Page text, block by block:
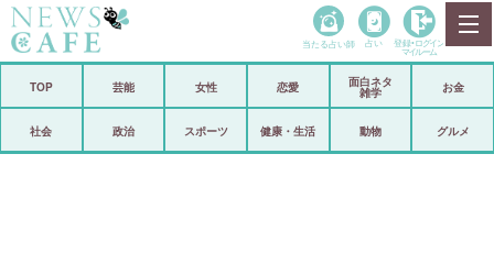
政治
当たる占い師 占い 登録• ログイン
マイルーム
TOP 芸能 女性 恋愛
面白ネタ
雑学
お金
社会 政治 スポーツ 健康・生活 動物 グルメ